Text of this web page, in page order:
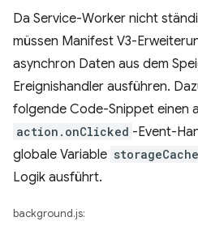
Da Service-Worker nicht
müssen Manifest V3-
asynchron Daten aus dem
Ereignishandler ausführen.
folgende Code-Snippet einen
action.onClicked -Event-
globale Variable storageCache
Logik ausführt.
background.js: